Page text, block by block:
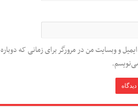
و وبسایت من در مرورگر برای زمانی که دوباره